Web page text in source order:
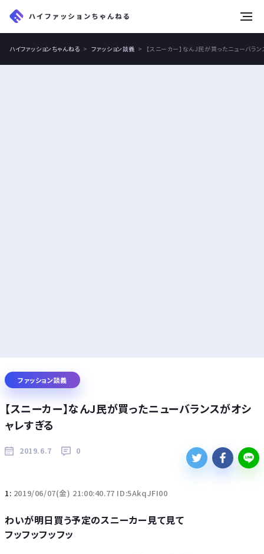
ハイファッションちゃんねる ファッション談義 【スニーカー】なんJ民が買ったニューバラ
ファッション談義
【スニーカー】なんJ民が買ったニューバランスがオシ
ャレすぎる
2019.6.7 0
1: 2019/06/07(金) 21:00:40.77 ID:5AkqJFI00
わいが明日買う予定のスニーカー見て見て
フッフッフッフッ